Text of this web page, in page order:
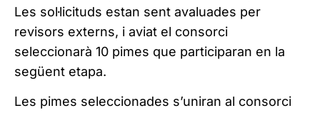
Les sol·licituds estan sent avaluades per
revisors externs, i aviat el consorci
seleccionarà 10 pimes que participaran en la
següent etapa.
Les pimes seleccionades s’uniran al consorci